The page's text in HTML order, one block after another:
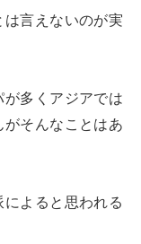
言えないのが実
多くアジアでは
そんなことはあ
よると思われる